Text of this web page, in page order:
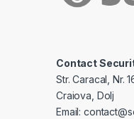
Contact
Str. Caracal, Nr.
Craiova, Dolj
Email: